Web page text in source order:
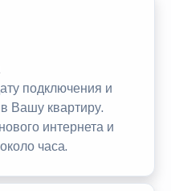
подключения и
Вашу квартиру.
интернета и
часа.